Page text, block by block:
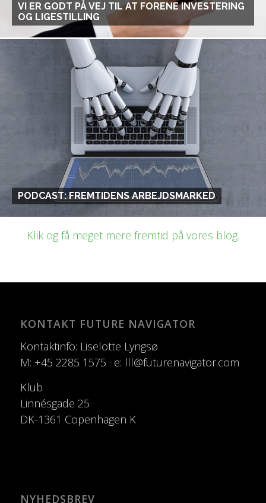
VI ER GODT PÅ VEJ TIL AT FORENE INVESTERING
OG LIGESTILLING
PODCAST: FREMTIDENS ARBEJDSMARKED
Klik og få meget mere fremtid på vores blog.
KONTAKT FUTURE NAVIGATOR
Kontaktinfo: Liselotte Lyngsø
M: +45 2285 1575 · e: lll@futurenavigator.com
Klub
Linnésgade 25
DK-1361 Copenhagen K
NYHEDSBREV